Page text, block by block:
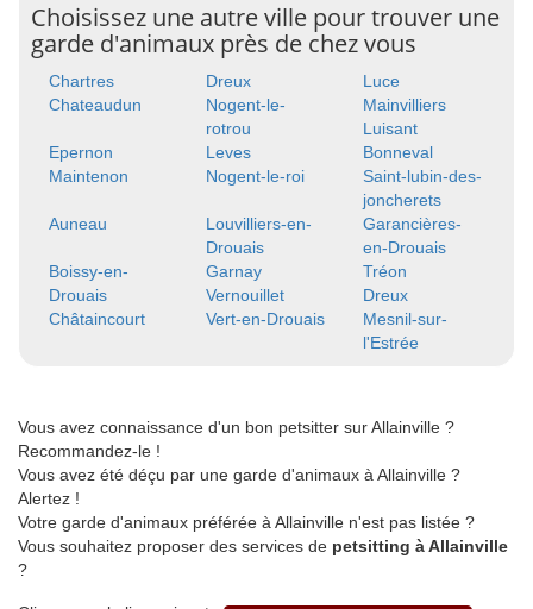
Choisissez une autre ville pour trouver une
garde d'animaux près de chez vous
Chartres Dreux
Luce
Chateaudun
Nogent-le-
rotrou
Mainvilliers
Luisant
Epernon
Leves
Bonneval
Maintenon
Nogent-le-roi
Saint-lubin-des-
joncherets
Auneau
Louvilliers-en-
Drouais
Garancières-
en-Drouais
Boissy-en-
Drouais
Garnay
Tréon
Vernouillet
Dreux
Châtaincourt
Vert-en-Drouais
Mesnil-sur-
l'Estrée
Vous avez connaissance d'un bon petsitter sur Allainville ?
Recommandez-le !
Vous avez été déçu par une garde d'animaux à Allainville ?
Alertez !
Votre garde d'animaux préférée à Allainville n'est pas listée ?
Vous souhaitez proposer des services de petsitting à Allainville
?